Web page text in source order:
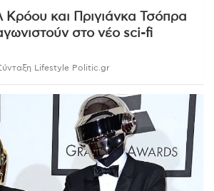
Κρόου και Πριγιάνκα Τσόπρα
στο νέο sci-fi
Lifestyle Politic.gr